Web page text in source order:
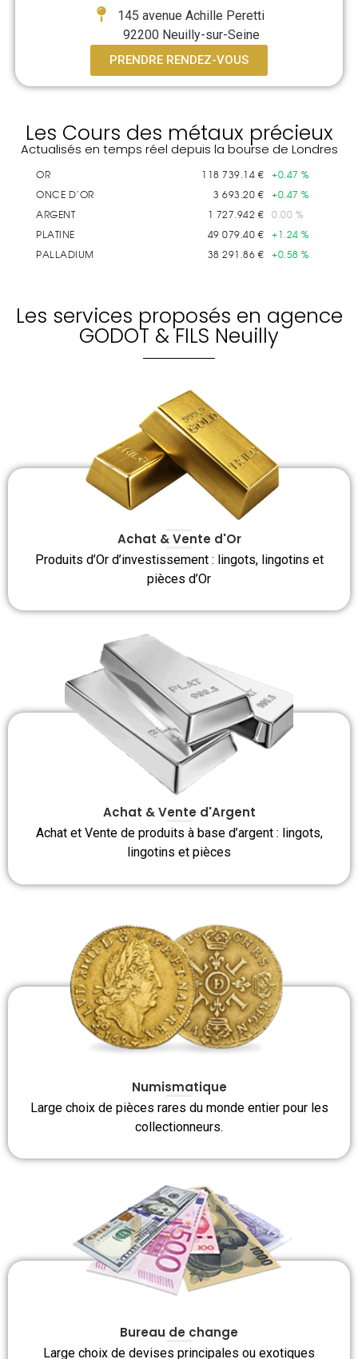
145 avenue Achille Peretti
92200 Neuilly-sur-Seine
PRENDRE RENDEZ-VOUS
Les Cours des métaux précieux
Actualisés en temps réel depuis la bourse de Londres
Les services proposés en agence
GODOT & FILS Neuilly
Achat & Vente d'Or
Produits d’Or d’investissement : lingots, lingotins et
pièces d’Or
Achat & Vente d'Argent
Achat et Vente de produits à base d’argent : lingots,
lingotins et pièces
Numismatique
Large choix de pièces rares du monde entier pour les
collectionneurs.
Bureau de change
Large choix de devises principales ou exotiques